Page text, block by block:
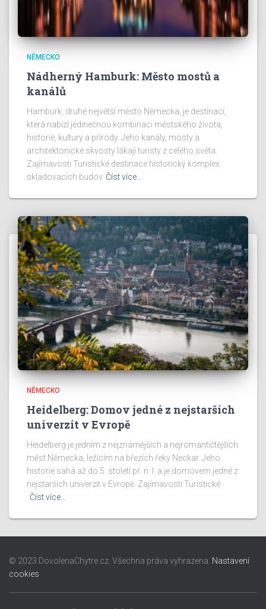
NĚMECKO
Nádherný Hamburk: Město mostů a
kanálů
Hamburk, druhé největší město Německa, je destinací,
která nabízí jedinečnou kombinaci městského života,
historie, kultury a přírody. Jeho kanály, mosty a
architektonické skvosty lákají turisty z celého světa.
Zajímavosti Turistické destinace historický komplex
skladovacích budov Číst více…
NĚMECKO
Heidelberg: Domov jedné z nejstarších
univerzit v Evropě
Heidelberg je jedním z nejznámějších a nejromantičtějších
měst Německa, ležícím na březích řeky Neckar. Jeho
historie sahá až do 5. století př. n. l. a je domovem jedné z
nejstarších univerzit v Evropě. Zajímavosti Turistické
Číst více…
© 2023 DovolenaChytre.cz. Všechna práva vyhrazena. Nastavení
cookies